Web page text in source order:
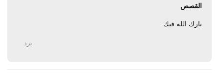
القصص
بارك الله فيك
يرد